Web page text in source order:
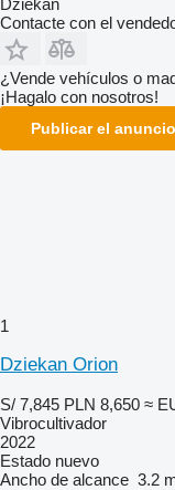
Dziekan
Contacte con el
¿Vende vehículos o
¡Hagalo con nosotros!
Publicar el anuncio
1
Dziekan Orion
S/ 7,845 PLN 8,650 ≈
Vibrocultivador
2022
Estado nuevo
Ancho de alcance 3.2